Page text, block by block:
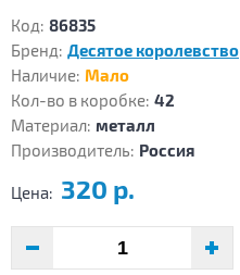
Код: 86835
Бренд: Десятое королевство
Наличие: Мало
Кол-во в коробке: 42
Материал: металл
Производитель: Россия
Цена: 320 р.